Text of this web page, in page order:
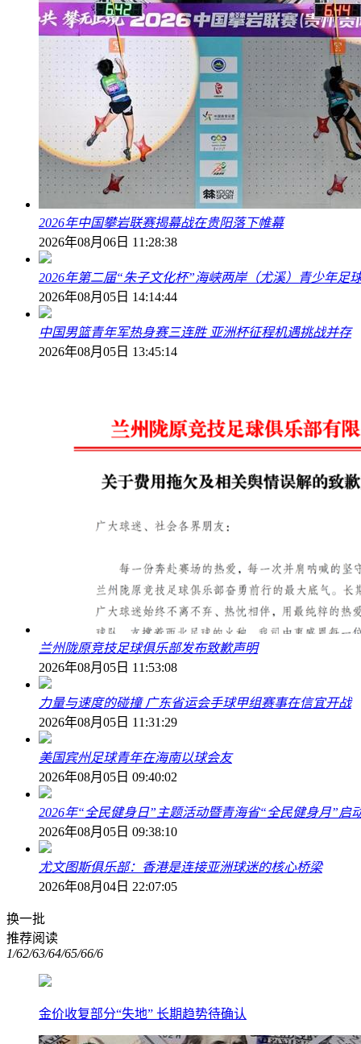
2026年中国攀岩联赛揭幕战在贵阳落下帷幕
2026年08月06日 11:28:38
2026年第二届“朱子文化杯”海峡两岸（尤溪）青少年足
2026年08月05日 14:14:44
中国男篮青年军热身赛三连胜 亚洲杯征程机遇挑战并存
2026年08月05日 13:45:14
兰州陇原竞技足球俱乐部发布致歉声明
2026年08月05日 11:53:08
力量与速度的碰撞 广东省运会手球甲组赛事在信宜开战
2026年08月05日 11:31:29
美国宾州足球青年在海南以球会友
2026年08月05日 09:40:02
2026年“全民健身日”主题活动暨青海省“全民健身月”启
2026年08月05日 09:38:10
尤文图斯俱乐部：香港是连接亚洲球迷的核心桥梁
2026年08月04日 22:07:05
换一批
推荐阅读
1/62/63/64/65/66/6
金价收复部分“失地” 长期趋势待确认